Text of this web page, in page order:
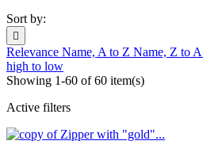
Sort by:

Relevance Name, A to Z Name, Z to A
high to low
Showing 1-60 of 60 item(s)
Active filters